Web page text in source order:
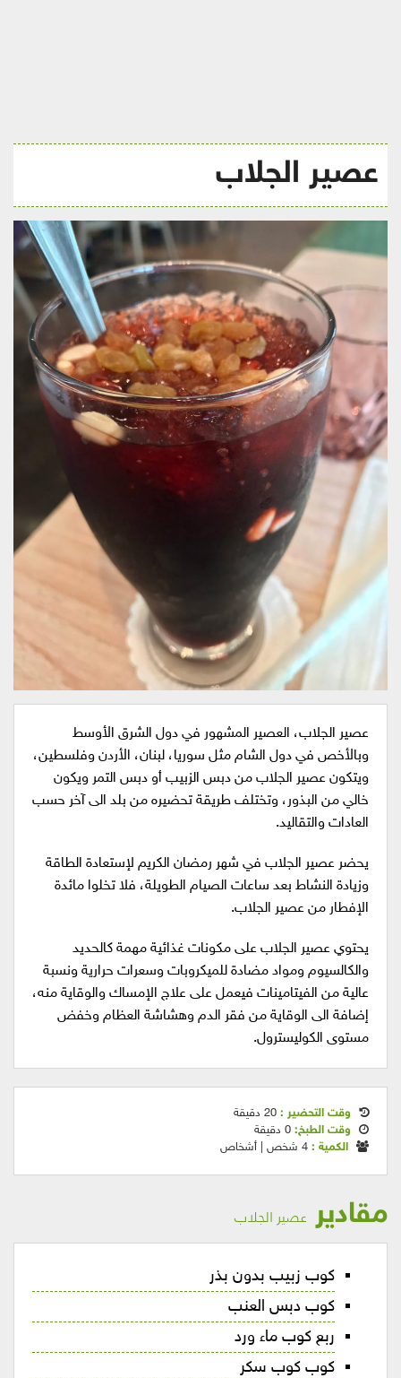
عصير الجلاب
عصير الجلاب، العصير المشهور في دول الشرق الأوسط
وبالأخص في دول الشام مثل سوريا، لبنان، الأردن وفلسطين،
ويتكون عصير الجلاب من دبس الزبيب أو دبس التمر ويكون
خالي من البذور، وتختلف طريقة تحضيره من بلد الى آخر حسب
العادات والتقاليد.
يحضر عصير الجلاب في شهر رمضان الكريم لإستعادة الطاقة
وزيادة النشاط بعد ساعات الصيام الطويلة، فلا تخلوا مائدة
الإفطار من عصير الجلاب.
يحتوي عصير الجلاب على مكونات غذائية مهمة كالحديد
والكالسيوم ومواد مضادة للميكروبات وسعرات حرارية ونسبة
عالية من الفيتامينات فيعمل على علاج الإمساك والوقاية منه،
إضافة الى الوقاية من فقر الدم وهشاشة العظام وخفض
مستوى الكوليسترول.
وقت التحضير : 20 دقيقة
وقت الطبخ: 0 دقيقة
الكمية : 4 شخص | أشخاص
مقادير عصير الجلاب
كوب زبيب بدون بذر
كوب دبس العنب
ربع كوب ماء ورد
كوب كوب سكر